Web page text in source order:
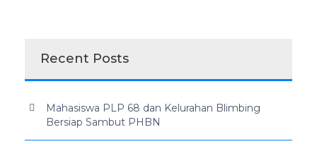
Recent Posts
Mahasiswa PLP 68 dan Kelurahan Blimbing
Bersiap Sambut PHBN